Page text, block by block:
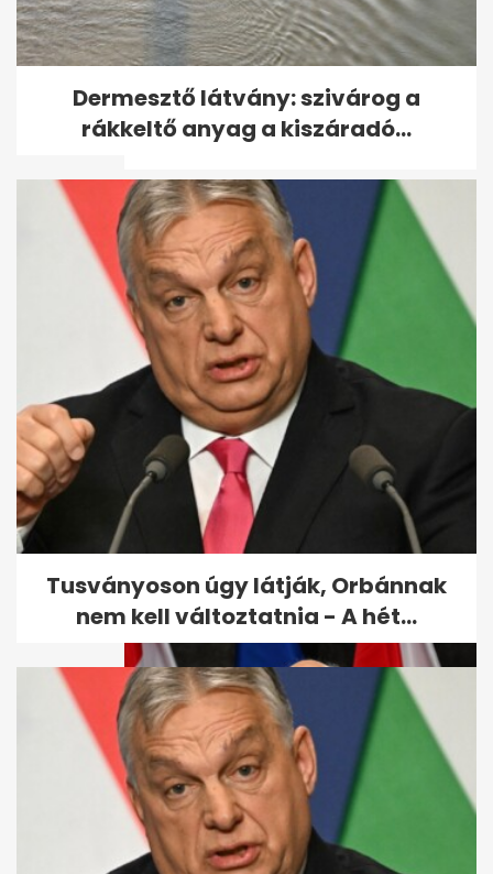
Tömegesen veszítik el a taj-
számukat a magyarok, sokak
ellen...
Tömegesen veszítik el a taj-
számukat a magyarok, sokak
ellen...
Dermesztő látvány: szivárog a
rákkeltő anyag a kiszáradó...
Tusványoson úgy látják, Orbánnak
nem kell változtatnia - A hét...